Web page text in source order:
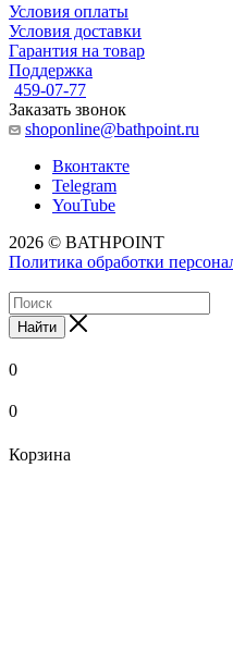
Условия оплаты
Условия доставки
Гарантия на товар
Поддержка
459-07-77
Заказать звонок
shoponline@bathpoint.ru
Вконтакте
Telegram
YouTube
2026 © BATHPOINT
Политика обработки
Найти
0
0
Корзина